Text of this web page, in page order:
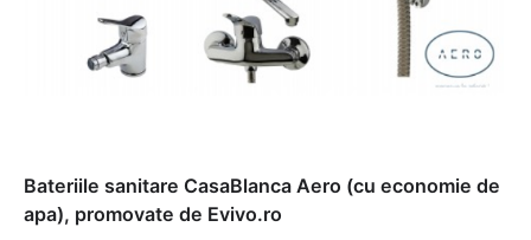
Bateriile sanitare CasaBlanca Aero (cu economie de
apa), promovate de Evivo.ro